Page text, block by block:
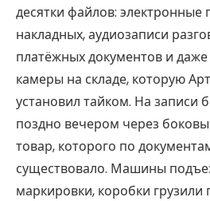
десятки файлов:
накладных, аудиозаписи
платёжных документов и
камеры на складе, которую
установил тайком. На записи
поздно вечером через
товар, которого по
существовало. Машины
маркировки, коробки